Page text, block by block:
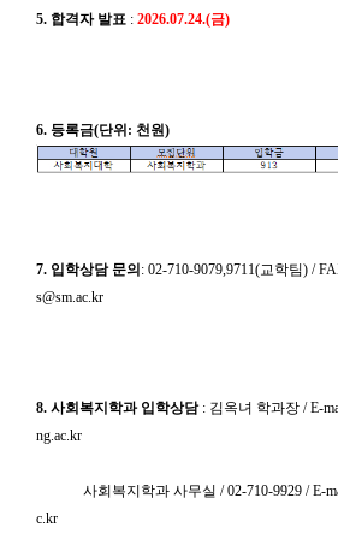
5. 합격자 발표 : 2026.07.24.(금)
6. 등록금(단위: 천원)
7. 입학상담 문의 : 02-710-9079,9711(교학팀) /
s@sm.ac.kr
8. 사회복지학과 입학상담: 김옥녀 학과장 / E-
ng.ac.kr
사회복지학과 사무실 / 02-710-9929 / E-mail
c.kr